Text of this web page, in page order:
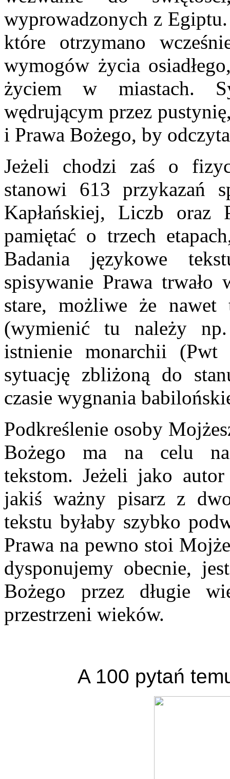
wyprowadzonych z
które otrzymano
wymogów życia
życiem w miastach.
wędrującym przez
i Prawa Bożego, by
Jeżeli chodzi zaś o
stanowi 613 przykazań
Kapłańskiej, Liczb oraz
pamiętać o trzech
Badania językowe
spisywanie Prawa
stare, możliwe że
(wymienić tu należy
istnienie monarchii
sytuację zbliżoną do
czasie wygnania
Podkreślenie osoby
Bożego ma na celu
tekstom. Jeżeli jako
jakiś ważny pisarz z
tekstu byłaby szybko
Prawa na pewno stoi
dysponujemy obecnie,
Bożego przez długie
przestrzeni wieków.
A 100 pytań